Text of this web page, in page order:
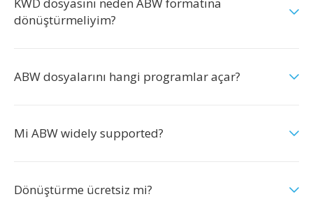
dönüştürmeliyim?
ABW dosyalarını hangi programlar açar?
Mi ABW widely supported?
Dönüştürme ücretsiz mi?